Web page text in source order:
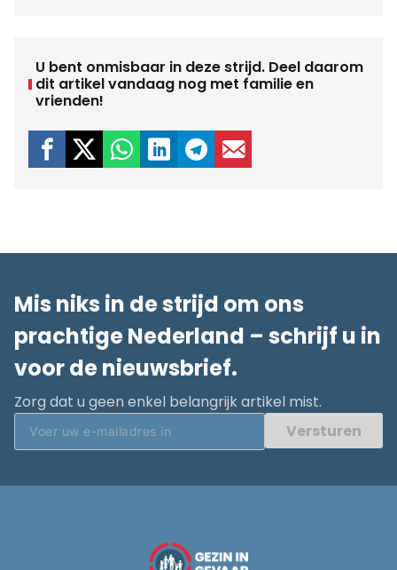
U bent onmisbaar in deze strijd. Deel daarom
dit artikel vandaag nog met familie en
vrienden!
Mis niks in de strijd om ons
prachtige Nederland – schrijf u in
voor de nieuwsbrief.
Zorg dat u geen enkel belangrijk artikel mist.
Versturen